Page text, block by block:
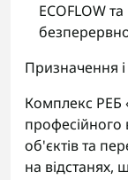
ECOFLOW
Призначення і
Комплекс РЕБ
професійного
об'єктів та
на відстанях,